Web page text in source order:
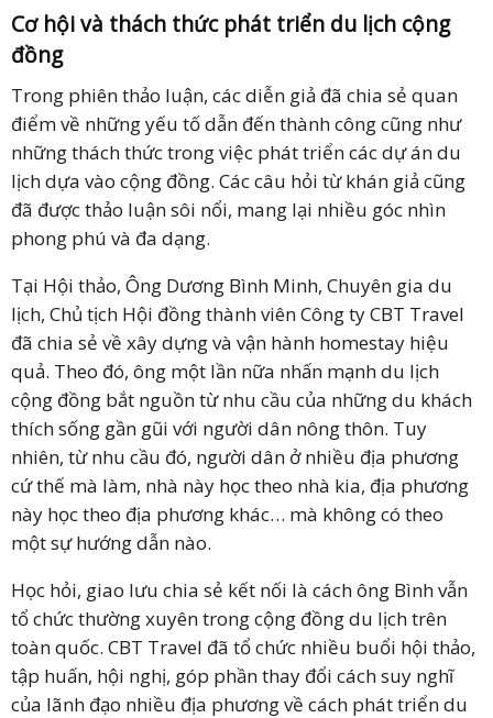
Cơ hội và thách thức phát triển du lịch cộng
đồng
Trong phiên thảo luận, các diễn giả đã chia sẻ quan
điểm về những yếu tố dẫn đến thành công cũng như
những thách thức trong việc phát triển các dự án du
lịch dựa vào cộng đồng. Các câu hỏi từ khán giả cũng
đã được thảo luận sôi nổi, mang lại nhiều góc nhìn
phong phú và đa dạng.
Tại Hội thảo, Ông Dương Bình Minh, Chuyên gia du
lịch, Chủ tịch Hội đồng thành viên Công ty CBT Travel
đã chia sẻ về xây dựng và vận hành homestay hiệu
quả. Theo đó, ông một lần nữa nhấn mạnh du lịch
cộng đồng bắt nguồn từ nhu cầu của những du khách
thích sống gần gũi với người dân nông thôn. Tuy
nhiên, từ nhu cầu đó, người dân ở nhiều địa phương
cứ thế mà làm, nhà này học theo nhà kia, địa phương
này học theo địa phương khác… mà không có theo
một sự hướng dẫn nào.
Học hỏi, giao lưu chia sẻ kết nối là cách ông Bình vẫn
tổ chức thường xuyên trong cộng đồng du lịch trên
toàn quốc. CBT Travel đã tổ chức nhiều buổi hội thảo,
tập huấn, hội nghị, góp phần thay đổi cách suy nghĩ
của lãnh đạo nhiều địa phương về cách phát triển du